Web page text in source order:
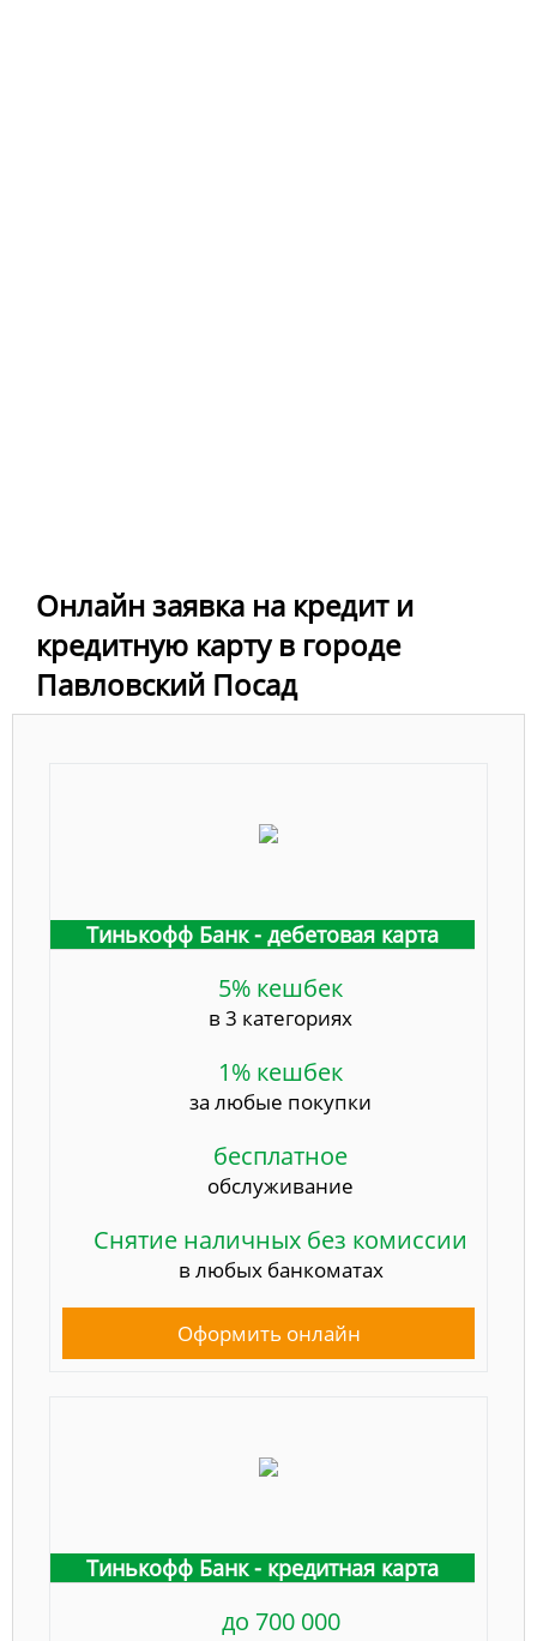
Онлайн заявка на кредит и
кредитную карту в городе
Павловский Посад
Тинькофф Банк - дебетовая карта
5% кешбек
в 3 категориях
1% кешбек
за любые покупки
бесплатное
обслуживание
Снятие наличных без комиссии
в любых банкоматах
Оформить онлайн
Тинькофф Банк - кредитная карта
до 700 000